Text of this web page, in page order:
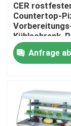
Nachrichten
CER
Countertop-
Kühlschrank,
desAnfrage